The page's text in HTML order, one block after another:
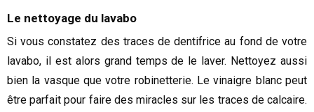
Le nettoyage du lavabo
Si vous constatez des traces de dentifrice au fond de votre
lavabo, il est alors grand temps de le laver. Nettoyez aussi
bien la vasque que votre robinetterie. Le vinaigre blanc peut
être parfait pour faire des miracles sur les traces de calcaire.